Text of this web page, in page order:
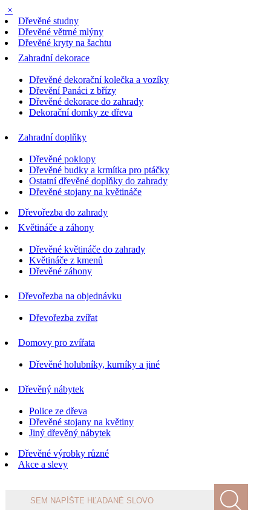
×
Dřevěné studny
Dřevěné větrné mlýny
Dřevěné kryty na šachtu
Zahradní dekorace
Dřevěné dekorační kolečka a vozíky
Dřevění Panáci z břízy
Dřevěné dekorace do zahrady
Dekorační domky ze dřeva
Zahradní doplňky
Dřevěné poklopy
Dřevěné budky a krmítka pro ptáčky
Ostatní dřevěné doplňky do zahrady
Dřevěné stojany na květináče
Dřevořezba do zahrady
Květináče a záhony
Dřevěné květináče do zahrady
Květináče z kmenů
Dřevěné záhony
Dřevořezba na objednávku
Dřevořezba zvířat
Domovy pro zvířata
Dřevěné holubníky, kurníky a jiné
Dřevěný nábytek
Police ze dřeva
Dřevěné stojany na květiny
Jiný dřevěný nábytek
Dřevěné výrobky různé
Akce a slevy